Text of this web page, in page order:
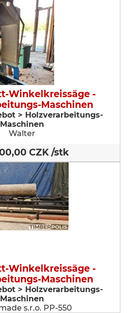
Winkelkreissäge -
Maschinen
> Holzverarbeitungs-
Maschinen
Walter
CZK /stk
Winkelkreissäge -
Maschinen
> Holzverarbeitungs-
Maschinen
s.r.o. PP-550